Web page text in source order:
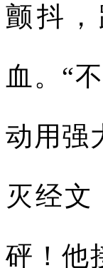
颤抖
血。“
动用强
灭经
砰！他